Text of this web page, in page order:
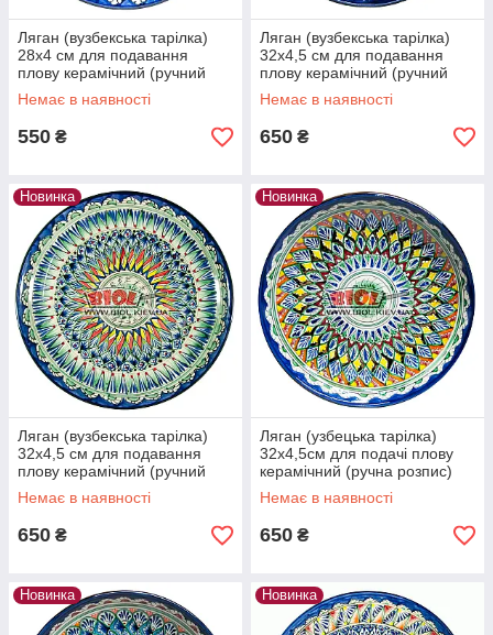
Ляган (вузбекська тарілка)
28х4 см для подавання
плову керамічний (ручний
розпис) (варіант 9)
Немає в наявності
550 ₴
Ляган (вузбекська тарілка)
32х4,5 см для подавання
плову керамічний (ручний
розпис) (варіант 1)
Немає в наявності
650 ₴
Новинка
Ляган (вузбекська тарілка)
32х4,5 см для подавання
плову керамічний (ручний
розпис) (варіант 2)
Немає в наявності
650 ₴
Новинка
Ляган (узбецька тарілка)
32х4,5см для подачі плову
керамічний (ручна розпис)
(варіант 3)
Немає в наявності
650 ₴
Новинка Новинка